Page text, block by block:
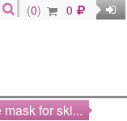
(0) 0
for ski...